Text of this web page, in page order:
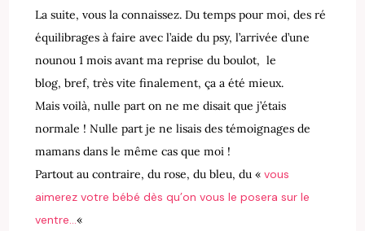
La suite, vous la connaissez. Du temps pour moi, des ré
équilibrages à faire avec l’aide du psy, l’arrivée d’une
nounou 1 mois avant ma reprise du boulot, le
blog, bref, très vite finalement, ça a été mieux.
Mais voilà, nulle part on ne me disait que j’étais
normale ! Nulle part je ne lisais des témoignages de
mamans dans le même cas que moi !
Partout au contraire, du rose, du bleu, du «vous
aimerez votre bébé dès qu’on vous le posera sur le
ventre…«